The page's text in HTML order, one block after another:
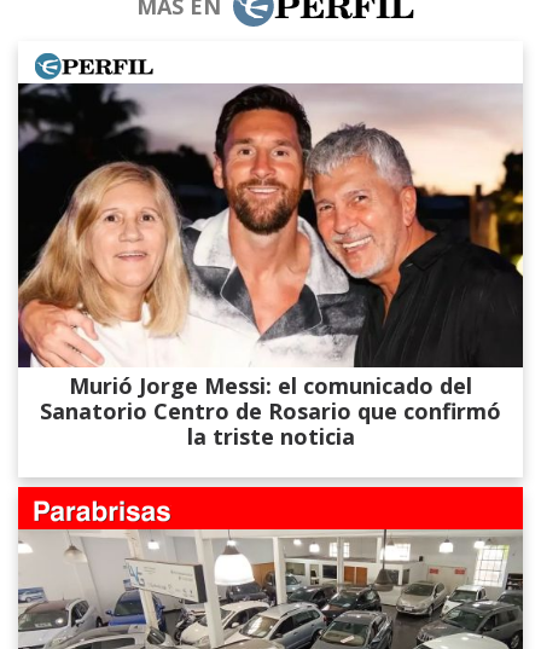
MÁS EN
Murió Jorge Messi: el comunicado del
Sanatorio Centro de Rosario que confirmó
la triste noticia